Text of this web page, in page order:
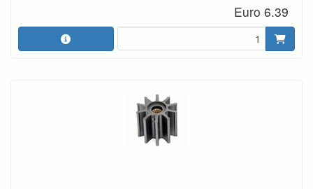
Euro 6.39